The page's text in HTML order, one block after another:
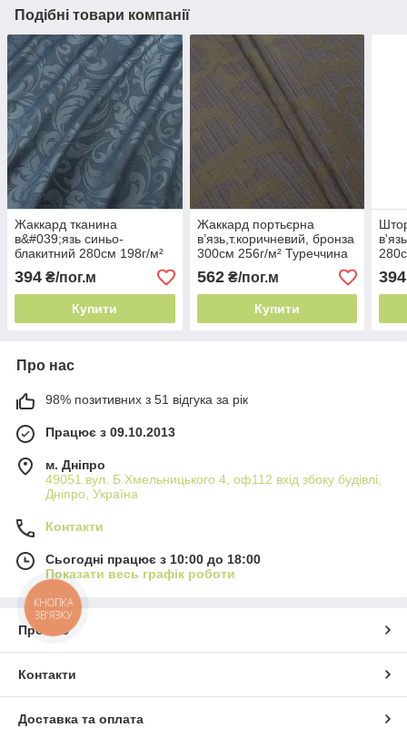
Подібні товари компанії
Жаккард тканина
в&#039;язь синьо-
блакитний 280см 198г/м²
Туреччина тканина в
квіточку
394 ₴/пог.м
Купити
Жаккард портьєрна
в’язь,т.коричневий, бронза
300см 256г/м² Туреччина
розкішний вензель
562₴/пог.м
Купити
394
Про нас
98% позитивних з 51 відгука за рік
Працює з 09.10.2013
м. Дніпро
49051 вул. Б.Хмельницького 4, оф112 вхід збоку будівлі,
Дніпро, Україна
Контакти
Сьогодні працює з 10:00 до 18:00
Показати весь графік роботи
Про нас
Контакти
Доставка та оплата
КНОПКА
ЗВ'ЯЗКУ